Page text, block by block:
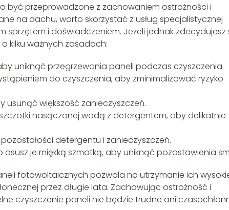
być przeprowadzone z zachowaniem ostrożności i
na dachu, warto skorzystać z usług specjalistycznej
i doświadczeniem. Jeżeli jednak zdecydujesz
kilku ważnych zasadach:
uniknąć przegrzewania paneli podczas czyszczenia.
do czyszczenia, aby zminimalizować ryzyko
większość zanieczyszczeń.
nasączonej wodą z detergentem, aby delikatnie
detergentu i zanieczyszczeń.
je miękką szmatką, aby uniknąć pozostawienia
fotowoltaicznych pozwala na utrzymanie ich
przez długie lata. Zachowując ostrożność i
czyszczenie paneli nie będzie trudne ani